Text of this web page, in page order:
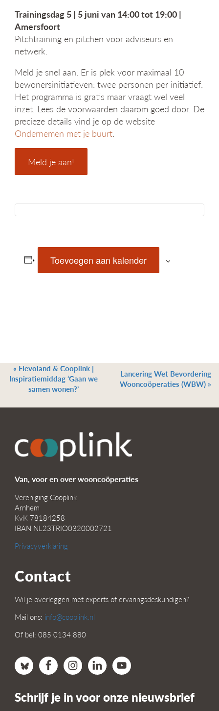
Trainingsdag 5 | 5 juni van 14:00 tot 19:00 |
Amersfoort
Pitchtraining en pitchen voor adviseurs en
netwerk.
Meld je snel aan. Er is plek voor maximaal 10
bewonersinitiatieven: twee personen per initiatief.
Het programma is gratis maar vraagt wel veel
inzet. Lees de voorwaarden daarom goed door. De
precieze details vind je op de website
Ondernemen met je buurt.
Meld je aan!
Toevoegen aan kalender
« Flevoland & Cooplink |
Inspiratiemiddag ‘Gaan we
samen wonen?’
Lancering Wet Bevordering
Wooncoöperaties (WBW) »
Van, voor en over wooncoöperaties
Vereniging Cooplink
Arnhem
KvK 78184258
IBAN NL23TRIO0320002721
Privacyverklaring
Contact
Wil je overleggen met experts of ervaringsdeskundigen?
Mail ons: info@cooplink.nl
Of bel: 085 0134 880
Schrijf je in voor onze nieuwsbrief